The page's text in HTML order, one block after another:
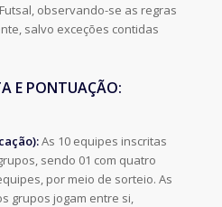
observando-se as regras
salvo exceções contidas
E PONTUAÇÃO:
As 10 equipes inscritas
sendo 01 com quatro
por meio de sorteio. As
grupos jogam entre si,